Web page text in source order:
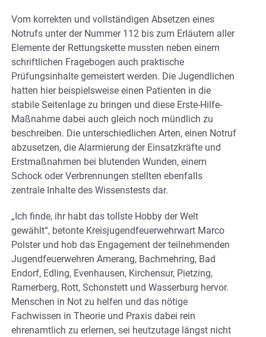
Vom korrekten und vollständigen Absetzen eines
Notrufs unter der Nummer 112 bis zum Erläutern aller
Elemente der Rettungskette mussten neben einem
schriftlichen Fragebogen auch praktische
Prüfungsinhalte gemeistert werden. Die Jugendlichen
hatten hier beispielsweise einen Patienten in die
stabile Seitenlage zu bringen und diese Erste-Hilfe-
Maßnahme dabei auch gleich noch mündlich zu
beschreiben. Die unterschiedlichen Arten, einen Notruf
abzusetzen, die Alarmierung der Einsatzkräfte und
Erstmaßnahmen bei blutenden Wunden, einem
Schock oder Verbrennungen stellten ebenfalls
zentrale Inhalte des Wissenstests dar.
„Ich finde, ihr habt das tollste Hobby der Welt
gewählt“, betonte Kreisjugendfeuerwehrwart Marco
Polster und hob das Engagement der teilnehmenden
Jugendfeuerwehren Amerang, Bachmehring, Bad
Endorf, Edling, Evenhausen, Kirchensur, Pietzing,
Ramerberg, Rott, Schonstett und Wasserburg hervor.
Menschen in Not zu helfen und das nötige
Fachwissen in Theorie und Praxis dabei rein
ehrenamtlich zu erlernen, sei heutzutage längst nicht